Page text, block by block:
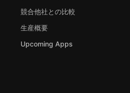
競合他社との比較
生産概要
Upcoming Apps